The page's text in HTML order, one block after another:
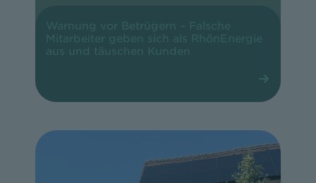
Warnung vor Betrügern – Falsche
Mitarbeiter geben sich als RhönEnergie
aus und täuschen Kunden